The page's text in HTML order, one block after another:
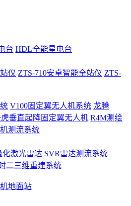
台 HDL全能星电台
仪 ZTS-710安卓智能全站仪 ZTS-
V100固定翼无人机系统 龙腾
虎垂直起降固定翼无人机 R4M测绘
测流系统
化激光雷达 SVR雷达测流系统
二三维重建系统
地面站